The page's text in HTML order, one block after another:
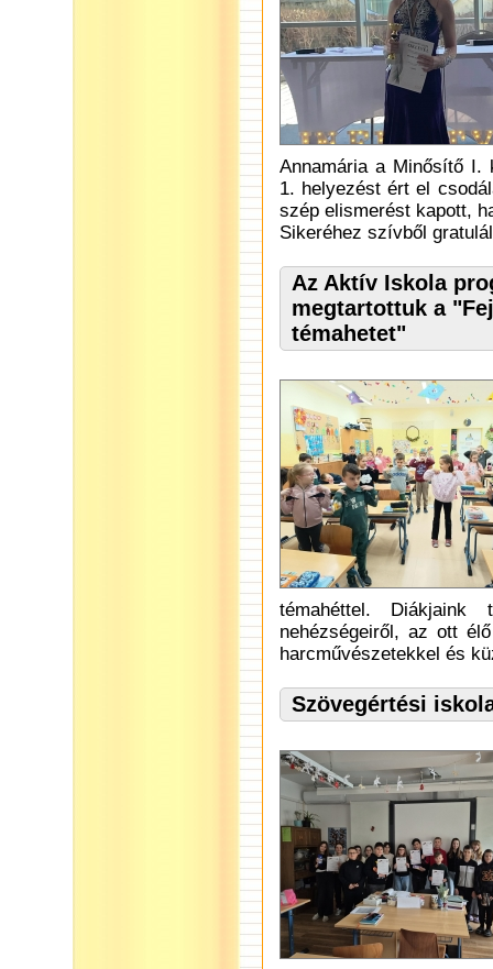
Annamária a Minősítő I.
1. helyezést ért el
szép elismerést kapott,
Sikeréhez szívből
Az Aktív Iskola
megtartottuk a
témahetet"
témahéttel.
nehézségeiről, az ott
harcművészetekkel és
Szövegértési